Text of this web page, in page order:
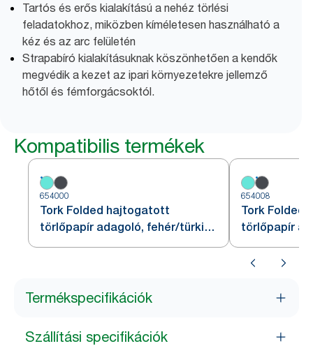
Tartós és erős kialakítású a nehéz törlési
feladatokhoz, miközben kíméletesen használható a
kéz és az arc felületén
Strapabíró kialakításuknak köszönhetően a kendők
megvédik a kezet az ipari környezetekre jellemző
hőtől és fémforgácsoktól.
Kompatibilis termékek
654000
Tork Folded hajtogatott
törlőpapír adagoló, fehér/türkiz,
W4
654008
Tork Folded
törlőpapír
piros/
Termékspecifikációk
Szállítási specifikációk